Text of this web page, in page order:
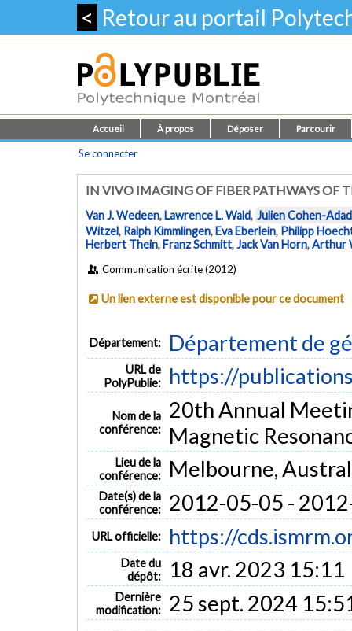
< Retour au portail
Accueil À propos Déposer Parcourir
Se connecter
IN VIVO IMAGING OF FIBER PATHWAYS
Van J. Wedeen,Lawrence L. Wald, Julien Cohen-Adad
Witzel, Ralph Kimmlingen,Eva Eberlein, Philipp
Herbert Thein,Franz Schmitt,Jack Van Horn,Arthur
Communication écrite (2012)
Un lien externe est disponible pour ce document
Département: Département de
URL de
PolyPublie:
https://
Nom de la
conférence:
20th Annual
Magnetic
Lieu de la
conférence:
Melbourne,
Date(s) de la
conférence:
2012-05-05 -
URL officielle: https://
Date du
dépôt:
18 avr. 2023 15:11
Dernière
modification:
25 sept. 2024